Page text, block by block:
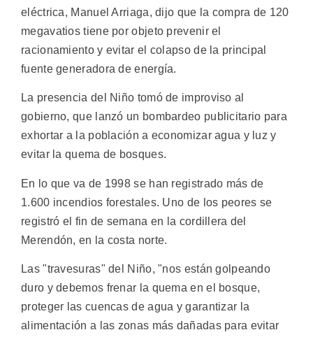
eléctrica, Manuel Arriaga, dijo que la compra de 120
megavatios tiene por objeto prevenir el
racionamiento y evitar el colapso de la principal
fuente generadora de energía.
La presencia del Niño tomó de improviso al
gobierno, que lanzó un bombardeo publicitario para
exhortar a la población a economizar agua y luz y
evitar la quema de bosques.
En lo que va de 1998 se han registrado más de
1.600 incendios forestales. Uno de los peores se
registró el fin de semana en la cordillera del
Merendón, en la costa norte.
Las "travesuras" del Niño, "nos están golpeando
duro y debemos frenar la quema en el bosque,
proteger las cuencas de agua y garantizar la
alimentación a las zonas más dañadas para evitar